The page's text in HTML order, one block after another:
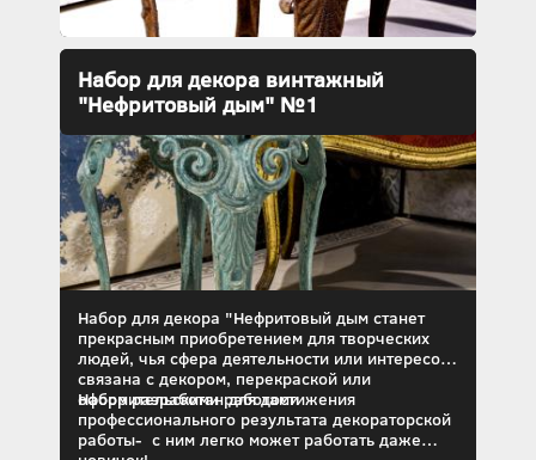
Набор для декора винтажный
"Нефритовый дым" №1
Набор для декора "Нефритовый дым станет
прекрасным приобретением для творческих
людей, чья сфера деятельности или интересов
связана с декором, перекраской или
оформительскими работами
Набор разработан для достижения
профессионального результата декораторской
работы- с ним легко может работать даже